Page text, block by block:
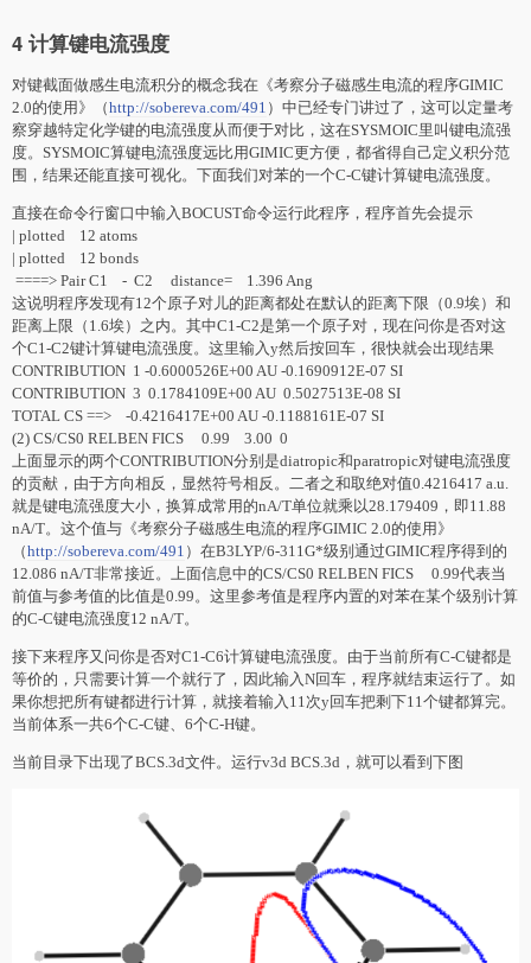
4 计算键电流强度
对键截面做感生电流积分的概念我在《考察分子磁感生电流的程序GIMIC
2.0的使用》（http://sobereva.com/491 ）中已经专门讲过了，这可以定量考
察穿越特定化学键的电流强度从而便于对比，这在SYSMOIC里叫键电流强
度。SYSMOIC算键电流强度远比用GIMIC更方便，都省得自己定义积分范
围，结果还能直接可视化。下面我们对苯的一个C-C键计算键电流强度。
直接在命令行窗口中输入BOCUST命令运行此程序，程序首先会提示
| plotted 12 atoms
| plotted 12 bonds
====> Pair C1 - C2 distance= 1.396 Ang
这说明程序发现有12个原子对儿的距离都处在默认的距离下限（0.9埃）和
距离上限（1.6埃）之内。其中C1-C2是第一个原子对，现在问你是否对这
个C1-C2键计算键电流强度。这里输入y然后按回车，很快就会出现结果
CONTRIBUTION 1 -0.6000526E+00 AU -0.1690912E-07 SI
CONTRIBUTION 3 0.1784109E+00 AU 0.5027513E-08 SI
TOTAL CS ==> -0.4216417E+00 AU -0.1188161E-07 SI
(2) CS/CS0 RELBEN FICS 0.99 3.00 0
上面显示的两个CONTRIBUTION分别是diatropic和paratropic对键电流强度
的贡献，由于方向相反，显然符号相反。二者之和取绝对值0.4216417 a.u.
就是键电流强度大小，换算成常用的nA/T单位就乘以28.179409，即11.88
nA/T。这个值与《考察分子磁感生电流的程序GIMIC 2.0的使用》
（http://sobereva.com/491 ）在B3LYP/6-311G*级别通过GIMIC程序得到的
12.086 nA/T非常接近。上面信息中的CS/CS0 RELBEN FICS 0.99代表当
前值与参考值的比值是0.99。这里参考值是程序内置的对苯在某个级别计算
的C-C键电流强度12 nA/T。
接下来程序又问你是否对C1-C6计算键电流强度。由于当前所有C-C键都是
等价的，只需要计算一个就行了，因此输入N回车，程序就结束运行了。如
果你想把所有键都进行计算，就接着输入11次y回车把剩下11个键都算完。
当前体系一共6个C-C键、6个C-H键。
当前目录下出现了BCS.3d文件。运行v3d BCS.3d，就可以看到下图